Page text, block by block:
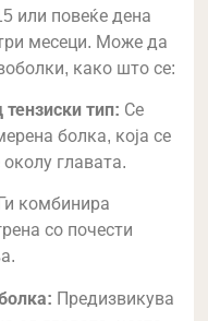
или повеќе дена
месеци. Може да
како што се:
тип: Се
болка, која се
главата.
Ги комбинира
со почести
Предизвикува